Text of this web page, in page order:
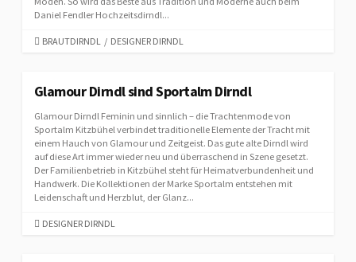
Daniel Fendler Hochzeitsdirndl...
C
E
O
R
I
E
S
BRAUTDIRNDL / DESIGNER DIRNDL
Glamour Dirndl sind Sportalm Dirndl
Glamour Dirndl Feminin und sinnlich – die Trachtenmode von
Sportalm Kitzbühel verbindet traditionelle Elemente der Tracht mit
einem Hauch von Glamour und Zeitgeist. Das gute alte Dirndl wird
auf diese Art immer wieder neu und überraschend in Szene gesetzt.
Der Familienbetrieb in Kitzbühel steht für Heimatverbundenheit und
Handwerk. Die Kollektionen der Marke Sportalm entstehen mit
Leidenschaft und Herzblut, der Glanz...
CDESIGNER DIRNDL